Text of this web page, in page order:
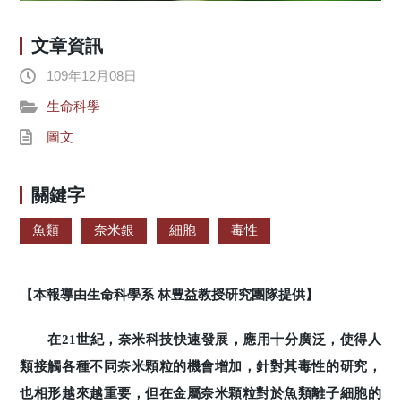
文章資訊
109年12月08日
生命科學
圖文
關鍵字
魚類 奈米銀 細胞 毒性
【本報導由生命科學系 林豊益教授研究團隊提供】
在21世紀，奈米科技快速發展，應用十分廣泛，使得人
類接觸各種不同奈米顆粒的機會增加，針對其毒性的研究，
也相形越來越重要，但在金屬奈米顆粒對於魚類離子細胞的